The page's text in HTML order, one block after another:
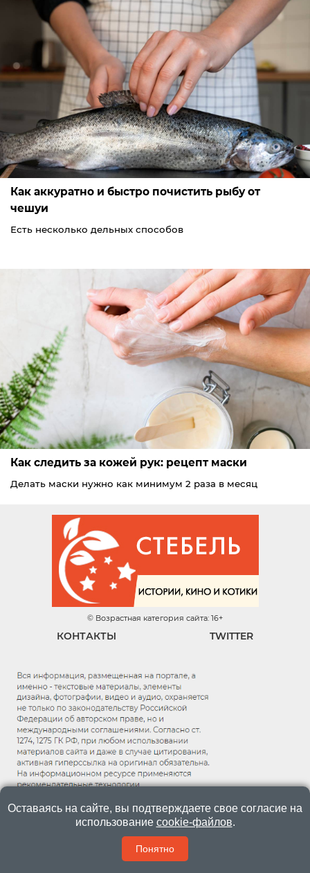
Как аккуратно и быстро почистить рыбу от
чешуи
Есть несколько дельных способов
Как следить за кожей рук: рецепт маски
Делать маски нужно как минимум 2 раза в месяц
© Возрастная категория сайта: 16+
КОНТАКТЫ TWITTER
Оставаясь на сайте, вы подтверждаете свое согласие на
использование cookie-файлов.
Понятно